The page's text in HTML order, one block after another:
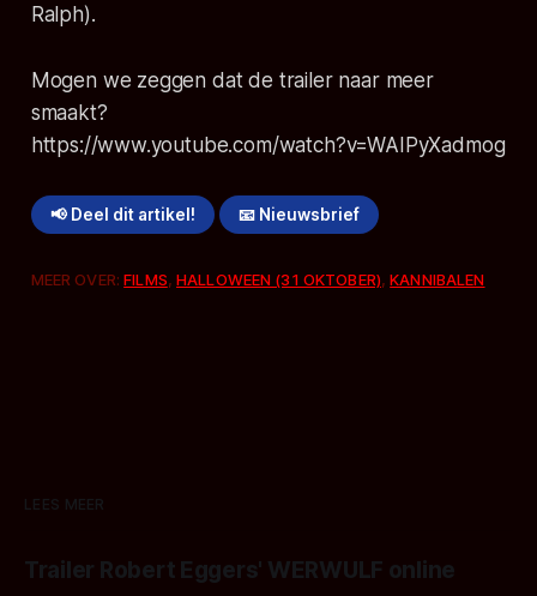
Ralph).
Mogen we zeggen dat de trailer naar meer
smaakt?
https://www.youtube.com/watch?v=WAIPyXadmog
📢 Deel dit artikel! 📧 Nieuwsbrief
MEER OVER:FILMS,HALLOWEEN (31 OKTOBER),KANNIBALEN
LEES MEER
Trailer Robert Eggers' WERWULF online